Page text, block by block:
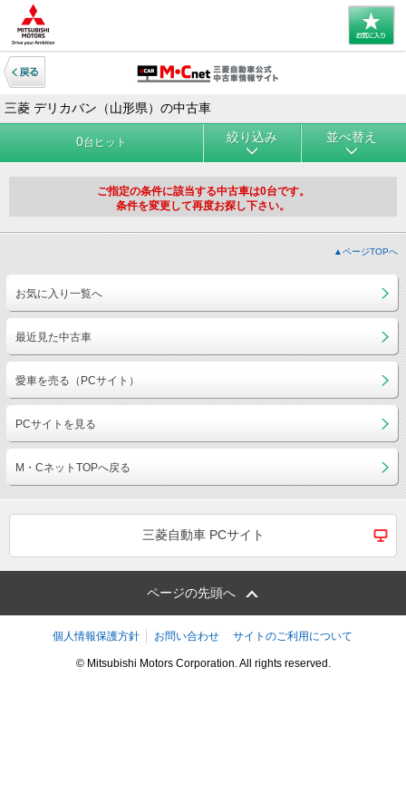
三菱 デリカバン（山形県）の中古車
0台ヒット 絞り込み 並べ替え
ご指定の条件に該当する中古車は0台です。
条件を変更して再度お探し下さい。
▲ページTOPへ
お気に入り一覧へ
最近見た中古車
愛車を売る（PCサイト）
PCサイトを見る
M・CネットTOPへ戻る
三菱自動車 PCサイト
ページの先頭へ
個人情報保護方針 お問い合わせ サイトのご利用について
© Mitsubishi Motors Corporation. All rights reserved.